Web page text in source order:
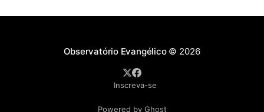
Observatório Evangélico© 2026
Inscreva-se
Powered by Ghost